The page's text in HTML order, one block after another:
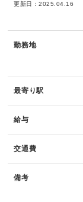
更新日：2025.04.16
勤務地
最寄り駅
給与
交通費
備考